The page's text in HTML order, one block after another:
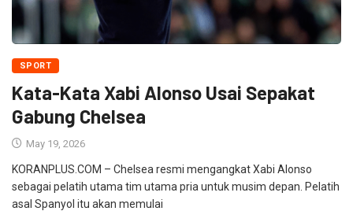
SPORT
Kata-Kata Xabi Alonso Usai Sepakat
Gabung Chelsea
May 19, 2026
KORANPLUS.COM – Chelsea resmi mengangkat Xabi Alonso
sebagai pelatih utama tim utama pria untuk musim depan. Pelatih
asal Spanyol itu akan memulai